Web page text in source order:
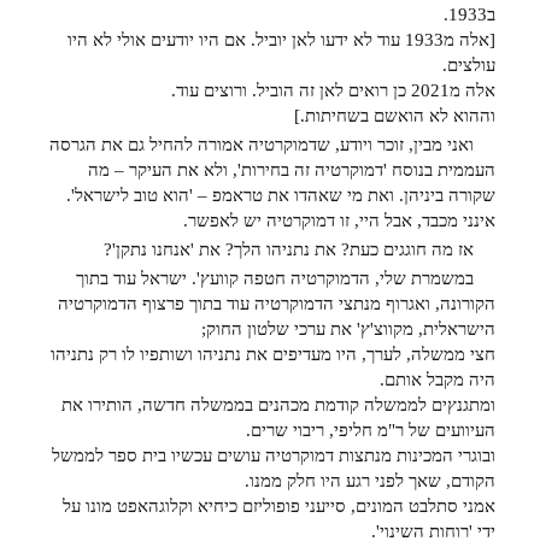
ב1933.
[אלה מ1933 עוד לא ידעו לאן יוביל. אם היו יודעים אולי לא היו
עולצים.
אלה מ2021 כן רואים לאן זה הוביל. ורוצים עוד.
וההוא לא הואשם בשחיתות.]
ואני מבין, זוכר ויודע, שדמוקרטיה אמורה להחיל גם את הגרסה
העממית בנוסח 'דמוקרטיה זה בחירות', ולא את העיקר – מה
שקורה ביניהן. ואת מי שאהדו את טראמפ – 'הוא טוב לישראל'.
אינני מכבד, אבל היי, זו דמוקרטיה יש לאפשר.
אז מה חוגגים כעת? את נתניהו הלך? את 'אנחנו נתקן'?
במשמרת שלי, הדמוקרטיה חטפה קוועץ'. ישראל עוד בתוך
הקורונה, ואגרוף מנתצי הדמוקרטיה עוד בתוך פרצוף הדמוקרטיה
הישראלית, מקווצ'ץ' את ערכי שלטון החוק;
חצי ממשלה, לערך, היו מעדיפים את נתניהו ושותפיו לו רק נתניהו
היה מקבל אותם.
ומתגנץים לממשלה קודמת מכהנים בממשלה חדשה, הותירו את
העיוועים של ר"מ חליפי, ריבוי שרים.
ובוגרי המכינות מנתצות דמוקרטיה עושים עכשיו בית ספר לממשל
הקודם, שאך לפני רגע היו חלק ממנו.
אמני סתלבט המונים, סייעני פופוליזם כיחיא וקלוגהאפט מונו על
ידי 'רוחות השינוי'.